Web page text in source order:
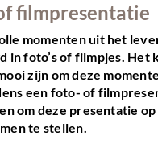
filmpresentatie
momenten uit het
in foto’s of filmpjes. Het
zijn om deze
een foto- of
om deze presentatie op
te stellen.